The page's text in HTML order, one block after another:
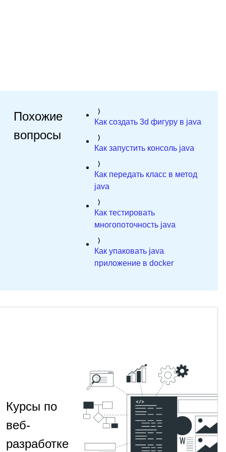
Похожие
вопросы
Как создать 3d фигуру в java
Как запустить консоль java
Как передать класс в метод
java
Как тестировать
многопоточность java
Как упаковать java
приложение в docker
Курсы по
веб-
разработке